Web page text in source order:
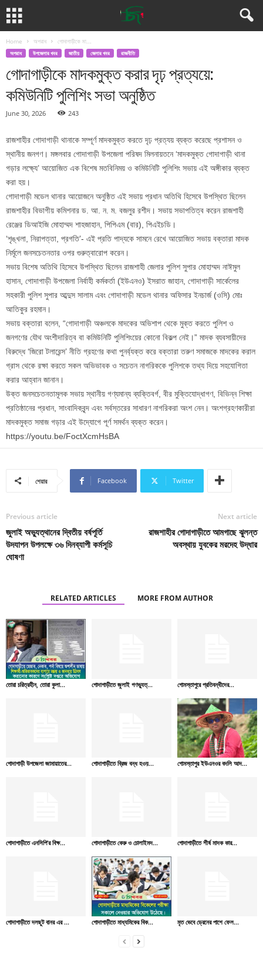
Home অপরাধ গোদাগাড়ীকে মা...
অপরাধ উপজেলার খবর জাতীয় জেলার খবর রাজনীতি
গোদাগাড়ীকে মাদকমুক্ত করার দৃঢ় প্রত্যয়ে:
কমিউনিটি পুলিশিং সভা অনুষ্ঠিত
June 30, 2026 243
রাজশাহীর গোদাগাড়ী থানাকে সম্পূর্ণ মাদকমুক্ত করতে দৃঢ় প্রত্যয় ব্যক্ত করেছে প্রশাসন ও
স্থানীয় জনগণ। মঙ্গলবার গোদাগাড়ী উপজেলা পরিষদ মিলনায়তনে ‘মাদকমুক্ত গোদাগাড়ী থানা
গড়ার লক্ষ্যে’ আয়োজিত এক বিশেষ মতবিনিময় ও কমিউনিটি পুলিশিং সভায় এই অঙ্গীকার ব্যক্ত
করা হয়।
গোদাগাড়ী মডেল থানার আয়োজনে অনুষ্ঠিত এই সভায় প্রধান অতিথি হিসেবে উপস্থিত ছিলেন
রাজশাহীর বিভাগীয় কমিশনার ড. আ. ন. ম. বজলুর রশীদ। সভায় সভাপতিত্ব করেন রাজশাহী
রেঞ্জের ডিআইজি মোহাম্মদ শাহজাহান, পিপিএম (বার), পিএইচডি।
‘শৃঙ্খলা, নিরাপত্তা, প্রগতি’- এই প্রতি পাদ্যকে সামনে রেখে আয়োজিত সভায় বক্তারা মাদক
নির্মূলে জনসচেতনতার ওপর গুরুত্বারোপ করেন।
সভায় বিশেষ অতিথি হিসেবে উপস্থিত ছিলেন রাজশাহী জেলার পুলিশ সুপার মোহাম্মদ নাঈমুল
হাসান, গোদাগাড়ী উপজেলা নির্বাহী কর্মকর্তা (ইউএনও) ইসরাত জাহান, গোদাগাড়ী সার্কেলের
সহকারী পুলিশ সুপার আব্দুস সালাম এবং গোদাগাড়ী মডেল থানার অফিসার ইনচার্জ (ওসি) মোঃ
আতিকুর রহমান।
সভায় বক্তারা বলেন, “গোদাগাড়ী অঞ্চলকে মাদকের অভিশাপ থেকে মুক্ত করতে পুলিশ ও
জনগণের যৌথ অংশীদারিত্ব বা কমিউনিটি পুলিশিংয়ের কোনো বিকল্প নেই।” মাদক ব্যবসায়ীদের
বিরুদ্ধে ‘জিরো টলারেন্স’ নীতি গ্রহণের কথা পুনর্ব্যক্ত করে বক্তারা তরুণ সমাজকে মাদকের করাল
গ্রাস থেকে রক্ষা করতে সকল অভিভাবক ও সচেতন নাগরিককে পুলিশকে তথ্য দিয়ে সহযোগিতা
করার আহ্বান জানান।
উক্ত জনসচেতনতামূলক সভায় স্থানীয় গণ্যমান্য ব্যক্তিবর্গ, বীর মুক্তিযোদ্ধাগণ, বিভিন্ন শিক্ষা
প্রতিষ্ঠানের প্রধান, সাংবাদিকবৃন্দ এবং সর্বস্তরের সাধারণ নাগরিকরা অংশ নেন। অংশগ্রহণকারীরা
মাদকমুক্ত সমাজ গড়ার এই উদ্যোগে পূর্ণ সমর্থন ব্যক্ত করেন।
https://youtu.be/FoctXcmHsBA
শেয়ার Facebook Twitter
Previous article
জুলাই অভ্যুত্থানের দ্বিতীয় বর্ষপূর্তি
উদযাপন উপলক্ষে ৩৬ দিনব্যাপী কর্মসূচি
ঘোষণা
Next article
রাজশাহীর গোদাগাড়ীতে আমগাছে ঝুলন্ত
অবস্থায় যুবকের মরদেহ উদ্ধার
RELATED ARTICLES MORE FROM AUTHOR
তোরা চরিত্রহীন, তোরা কুলা... গোদাগাড়ীতে জুলাই গণভ্যুত্... গোমস্তাপুরে প্রতিবন্ধীদের...
গোদাগাড়ী উপজেলা জামায়াতের... গোদাগাড়ীতে ব্রিজ বন্ধ হওয়... গোমস্তাপুর ইউএনওর বদলি আদ...
গোদাগাড়ীতে এনসিপি’র বিক্ষ... গোদাগাড়ীতে কেরু ও চোলাইমদ... গোদাগাড়ীতে শীর্ষ মাদক কার...
গোদাগাড়ীতে দলছুট বানর এর ... গোদাগাড়ীতে মাধ্যমিকের বিক... মৃত ভেবে ড্রেনের পাশে ফেল...